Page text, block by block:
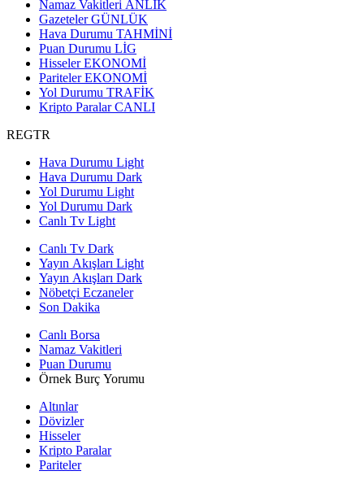
Namaz Vakitleri ANLIK
GazetelerGÜNLÜK
Hava Durumu TAHMİNİ
Puan Durumu LİG
HisselerEKONOMİ
ParitelerEKONOMİ
Yol Durumu TRAFİK
Kripto ParalarCANLI
REGTR
Hava Durumu Light
Hava Durumu Dark
Yol Durumu Light
Yol Durumu Dark
Canlı Tv Light
Canlı Tv Dark
Yayın Akışları Light
Yayın Akışları Dark
Nöbetçi Eczaneler
Son Dakika
Canlı Borsa
Namaz Vakitleri
Puan Durumu
Örnek Burç Yorumu
Altınlar
Dövizler
Hisseler
Kripto Paralar
Pariteler